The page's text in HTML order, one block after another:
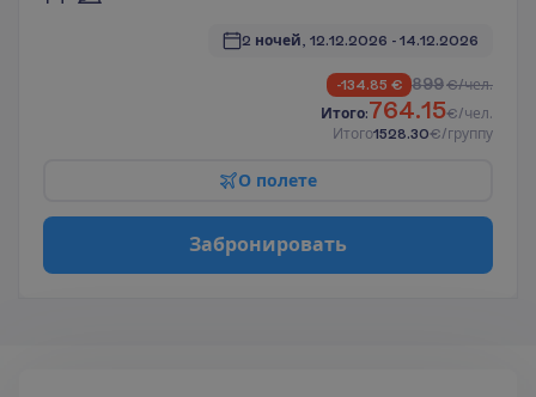
2 ночей, 12.12.2026 - 14.12.2026
-134.85 € 899€/чел.
И того:764.15€/чел.
Итого1528.30€/группу
О полете
Забронировать